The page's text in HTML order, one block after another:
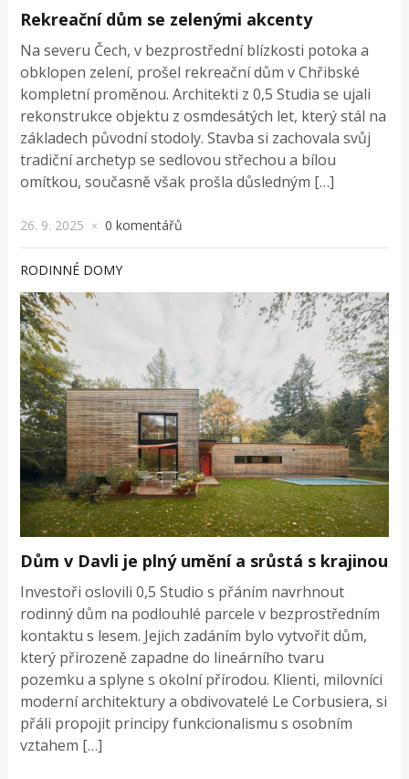
Rekreační dům se zelenými akcenty
Na severu Čech, v bezprostřední blízkosti potoka a
obklopen zelení, prošel rekreační dům v Chřibské
kompletní proměnou. Architekti z 0,5 Studia se ujali
rekonstrukce objektu z osmdesátých let, který stál na
základech původní stodoly. Stavba si zachovala svůj
tradiční archetyp se sedlovou střechou a bílou
omítkou, současně však prošla důsledným […]
26. 9. 2025 × 0 komentářů
RODINNÉ DOMY
Dům v Davli je plný umění a srůstá s krajinou
Investoři oslovili 0,5 Studio s přáním navrhnout
rodinný dům na podlouhlé parcele v bezprostředním
kontaktu s lesem. Jejich zadáním bylo vytvořit dům,
který přirozeně zapadne do lineárního tvaru
pozemku a splyne s okolní přírodou. Klienti, milovníci
moderní architektury a obdivovatelé Le Corbusiera, si
přáli propojit principy funkcionalismu s osobním
vztahem […]